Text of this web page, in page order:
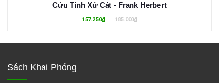
Cứu Tinh Xứ Cát - Frank Herbert
157.250₫ 185.000₫
Sách Khai Phóng